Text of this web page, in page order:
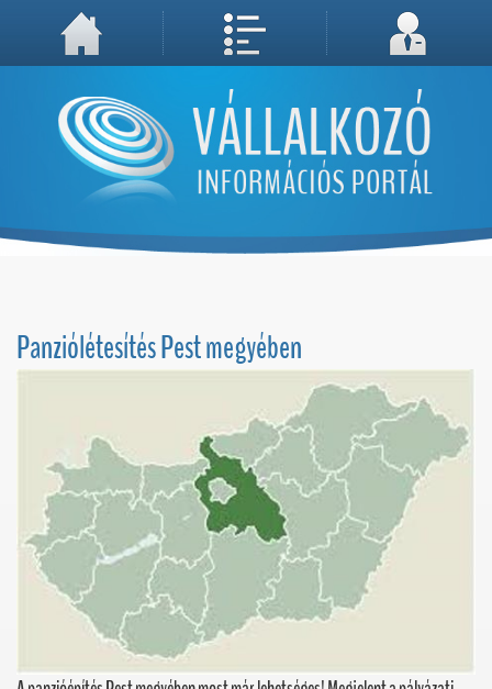
A weboldal használatával Ön elfogadja, hogy Cookie-kat (sütiket) tároljunk számítógépén. A sütik a weboldal megfelelő működéséhez
Megértettem, folytatás...
Panziólétesítés Pest megyében